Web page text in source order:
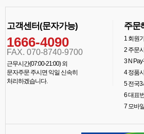
고객센터(문자가능)
1666-4090
FAX. 070-8740-9700
근무시간(07:00-21:00) 외
문자주문 주시면 익일 신속히
처리하겠습니다.
주문
1회원
2주문
3N Pay
4정품
5전국3
6대표
7모바